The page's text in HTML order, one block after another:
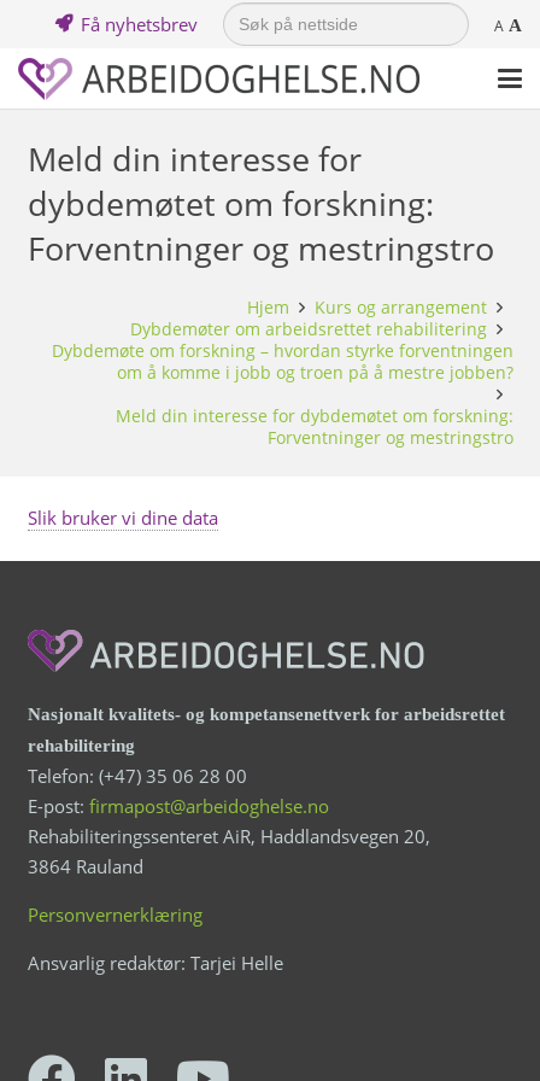
Få nyhetsbrev
Search
for: A A
Meld din interesse for
dybdemøtet om forskning:
Forventninger og mestringstro
Hjem
Kurs og arrangement
Dybdemøter om arbeidsrettet rehabilitering
Dybdemøte om forskning – hvordan styrke forventningen
om å komme i jobb og troen på å mestre jobben?
Meld din interesse for dybdemøtet om forskning:
Forventninger og mestringstro
Slik bruker vi dine data
Nasjonalt kvalitets- og kompetansenettverk for arbeidsrettet
rehabilitering
Telefon: (+47) 35 06 28 00
E-post: firmapost@arbeidoghelse.no
Rehabiliteringssenteret AiR, Haddlandsvegen 20,
3864 Rauland
Personvernerklæring
Ansvarlig redaktør: Tarjei Helle